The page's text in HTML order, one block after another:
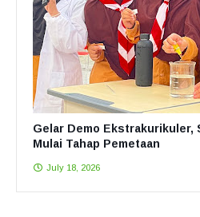
Gelar Demo Ekstrakurikuler,
Mulai Tahap Pemetaan
July 18, 2026